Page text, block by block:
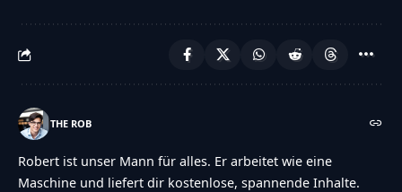
THE ROB
Robert ist unser Mann für alles. Er arbeitet wie eine
Maschine und liefert dir kostenlose, spannende Inhalte.